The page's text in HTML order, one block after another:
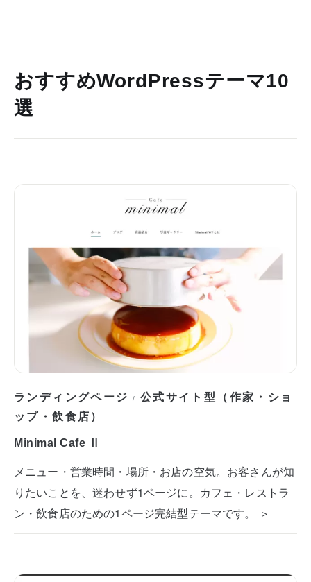
おすすめWordPressテーマ10
選
ランディングページ / 公式サイト型（作家・ショ
ップ・飲食店）
Minimal Cafe Ⅱ
メニュー・営業時間・場所・お店の空気。お客さんが知
りたいことを、迷わせず1ページに。カフェ・レストラ
ン・飲食店のための1ページ完結型テーマです。 ＞